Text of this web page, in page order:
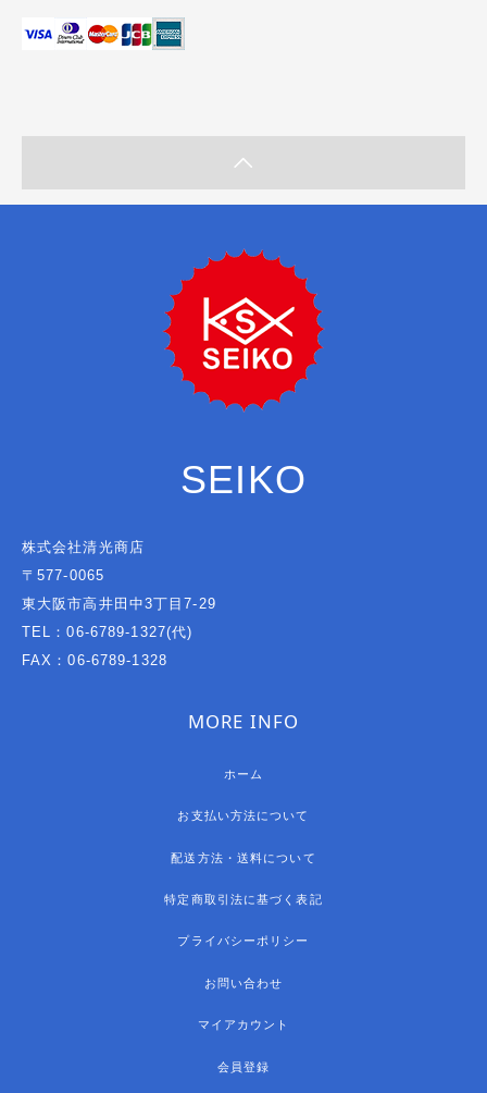
SEIKO
株式会社清光商店
〒577-0065
東大阪市高井田中3丁目7-29
TEL：06-6789-1327(代)
FAX：06-6789-1328
MORE INFO
ホーム
お支払い方法について
配送方法・送料について
特定商取引法に基づく表記
プライバシーポリシー
お問い合わせ
マイアカウント
会員登録